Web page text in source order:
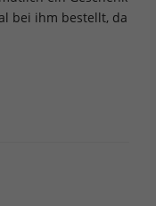
bei ihm bestellt, da
Cookies auswählen.